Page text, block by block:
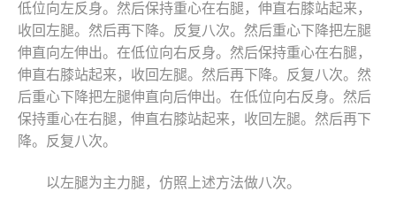
低位向左反身。然后保持重心在右腿，伸直右膝站起来，
收回左腿。然后再下降。反复八次。然后重心下降把左腿
伸直向左伸出。在低位向右反身。然后保持重心在右腿，
伸直右膝站起来，收回左腿。然后再下降。反复八次。然
后重心下降把左腿伸直向后伸出。在低位向右反身。然后
保持重心在右腿，伸直右膝站起来，收回左腿。然后再下
降。反复八次。
以左腿为主力腿，仿照上述方法做八次。